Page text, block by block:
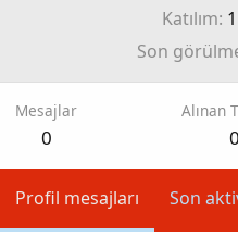
Katılım
Son
Mesajlar
0
Alınan
0
Profil mesajları Son